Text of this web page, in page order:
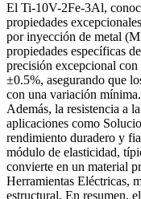
El Ti-10V-2Fe-3Al,
propiedades
por inyección de metal
propiedades específicas
precisión excepcional
±0.5%, asegurando que
con una variación mínima.
Además, la resistencia a
aplicaciones como
rendimiento duradero y
módulo de elasticidad,
convierte en un material
Herramientas Eléctricas,
estructural. En resumen,